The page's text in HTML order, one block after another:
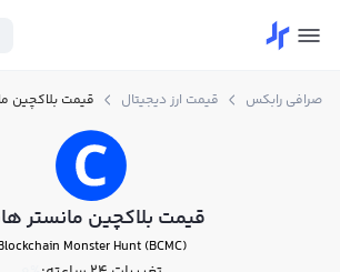
صرافی رابکس قیمت ارز دیجیتال قیمت بلاکچین
قیمت بلاکچین مانستر
Monster Hunt (BCMC)